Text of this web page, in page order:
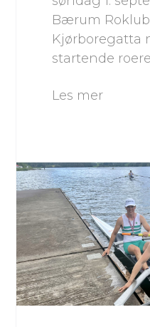
Bærum
Kjørboregatta
startende roere
Les mer